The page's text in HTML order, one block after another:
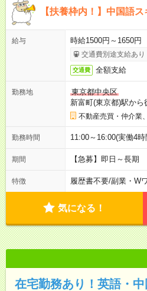
【扶養枠内！】中国語
給与 時給1500円～1650円
交通費別途支給あり
交通費 全額支給
勤務地
東京都中央区
新富町(東京都)駅から
不動産売買・仲介業
勤務時間 11:00～16:00(実働4
期間 【急募】即日～長期
特徴 履歴書不要/副業・W
気になる！
在宅勤務あり！英語・